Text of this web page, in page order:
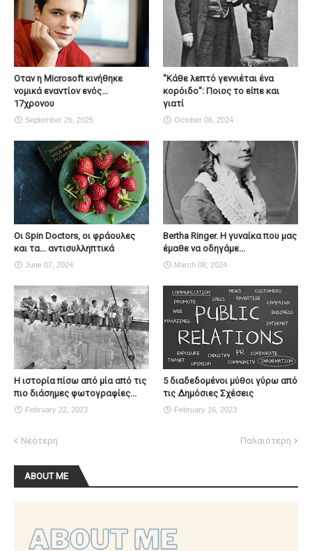
Οταν η Microsoft κινήθηκε
νομικά εναντίον ενός...
17χρονου
September 26, 2025
"Κάθε λεπτό γεννιέται ένα
κορόιδο": Ποιος το είπε και
γιατί
October 06, 2024
Οι Spin Doctors, οι φράουλες
και τα... αντισυλληπτικά
June 07, 2024
Bertha Ringer. Η γυναίκα που μας
έμαθε να οδηγάμε...
March 08, 2024
Η ιστορία πίσω από μία από τις
πιο διάσημες φωτογραφίες...
February 22, 2023
5 διαδεδομένοι μύθοι γύρω από
τις Δημόσιες Σχέσεις
February 16, 2023
Νεότερη Παλαιότερη
ABOUT ME